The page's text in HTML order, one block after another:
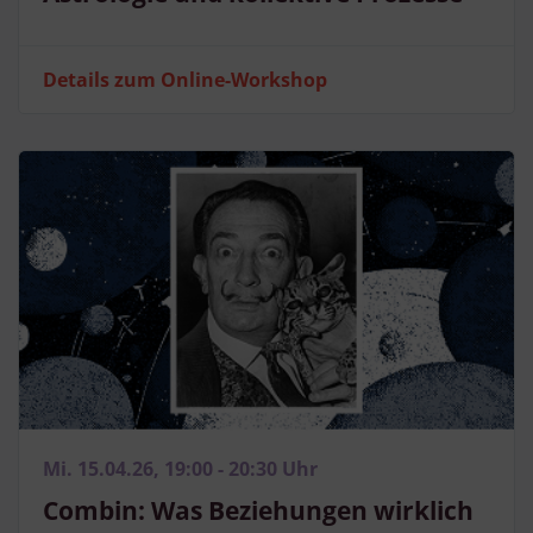
Details zum Online-Workshop
Mi. 15.04.26, 19:00 - 20:30 Uhr
Combin: Was Beziehungen wirklich